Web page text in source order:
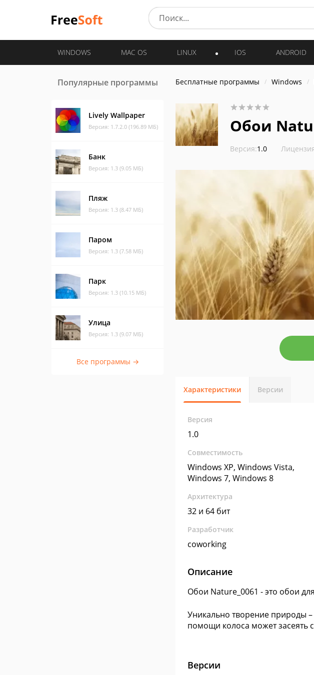
WINDOWS MAC OS LINUX IOS ANDROID
Популярные программы
Lively Wallpaper
Версия: 1.7.2.0 (196.89 МБ)
Банк
Версия: 1.3 (9.05 МБ)
Пляж
Версия: 1.3 (8.47 МБ)
Паром
Версия: 1.3 (7.58 МБ)
Парк
Версия: 1.3 (10.15 МБ)
Улица
Версия: 1.3 (9.07 МБ)
Все программы →
Бесплатные программы Windows
Обои
Версия:1.0
Характеристики Версии
Версия
1.0
Совместимость
Windows XP, Windows Vista,
Windows 7, Windows 8
Архитектура
32 и 64 бит
Разработчик
coworking
Описание
Обои Nature_0061 - это обои
Уникально творение природы
помощи колоса может
Версии